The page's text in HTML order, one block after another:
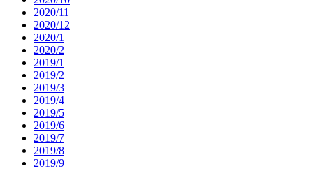
2020/11
2020/12
2020/1
2020/2
2019/1
2019/2
2019/3
2019/4
2019/5
2019/6
2019/7
2019/8
2019/9